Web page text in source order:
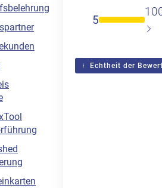
5
Echtheit der